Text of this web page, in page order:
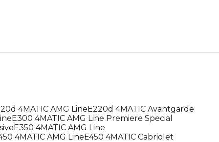
4MATIC AMG LineE220d 4MATIC Avantgarde
E300 4MATIC AMG Line Premiere Special
E350 4MATIC AMG Line
4MATIC AMG LineE450 4MATIC Cabriolet